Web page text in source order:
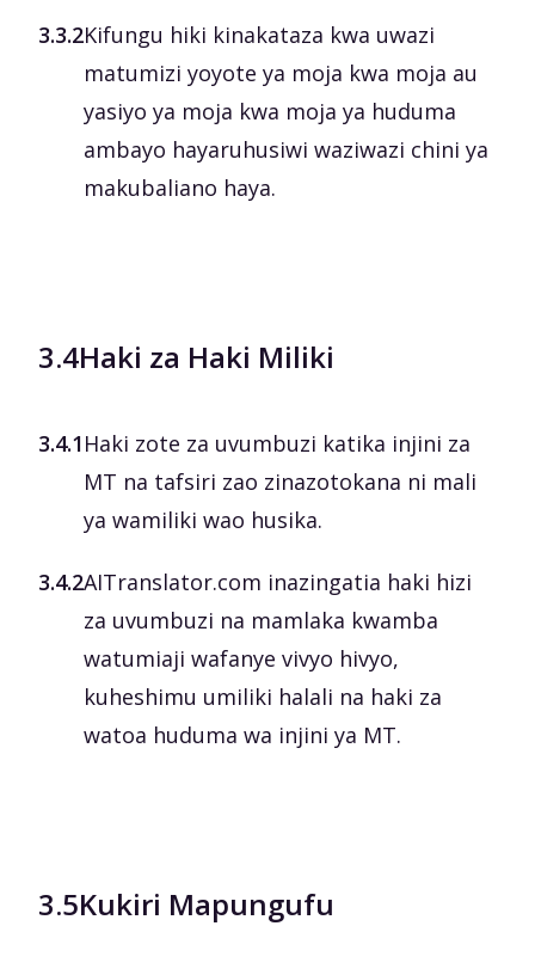
3.3.2Kifungu hiki kinakataza kwa uwazi
matumizi yoyote ya moja kwa moja au
yasiyo ya moja kwa moja ya huduma
ambayo hayaruhusiwi waziwazi chini ya
makubaliano haya.
3.4Haki za Haki Miliki
3.4.1Haki zote za uvumbuzi katika injini za
MT na tafsiri zao zinazotokana ni mali
ya wamiliki wao husika.
3.4.2AITranslator.com inazingatia haki hizi
za uvumbuzi na mamlaka kwamba
watumiaji wafanye vivyo hivyo,
kuheshimu umiliki halali na haki za
watoa huduma wa injini ya MT.
3.5Kukiri Mapungufu